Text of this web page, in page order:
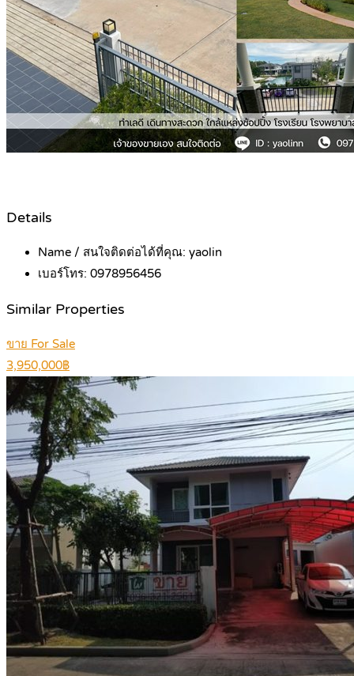
Details
Name / สนใจติดต่อได้ที่คุณ: yaolin
เบอร์โทร: 0978956456
Similar Properties
ขาย For Sale
3,950,000฿